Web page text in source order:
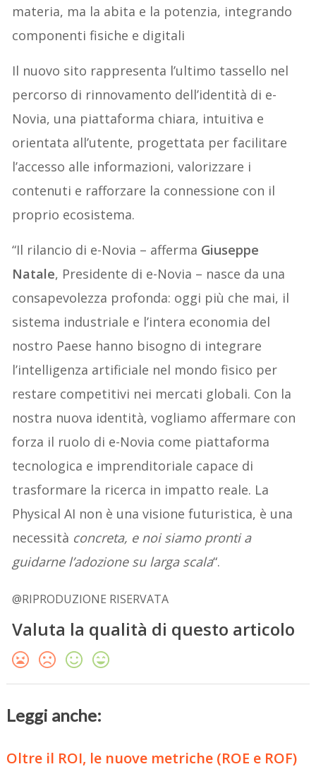
materia, ma la abita e la potenzia, integrando
componenti fisiche e digitali
Il nuovo sito rappresenta l’ultimo tassello nel
percorso di rinnovamento dell’identità di e-
Novia, una piattaforma chiara, intuitiva e
orientata all’utente, progettata per facilitare
l’accesso alle informazioni, valorizzare i
contenuti e rafforzare la connessione con il
proprio ecosistema.
“Il rilancio di e-Novia – afferma Giuseppe
Natale, Presidente di e-Novia – nasce da una
consapevolezza profonda: oggi più che mai, il
sistema industriale e l’intera economia del
nostro Paese hanno bisogno di integrare
l’intelligenza artificiale nel mondo fisico per
restare competitivi nei mercati globali. Con la
nostra nuova identità, vogliamo affermare con
forza il ruolo di e-Novia come piattaforma
tecnologica e imprenditoriale capace di
trasformare la ricerca in impatto reale. La
Physical AI non è una visione futuristica, è una
necessità concreta, e noi siamo pronti a
guidarne l’adozione su larga scala“.
@RIPRODUZIONE RISERVATA
Valuta la qualità di questo articolo
Leggi anche:
Oltre il ROI, le nuove metriche (ROE e ROF)